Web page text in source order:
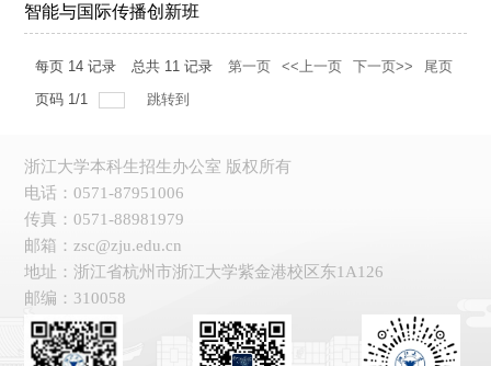
智能与国际传播创新班
每页 14 记录 总共 11 记录 第一页 <<上一页 下一页>>
尾页
页码 1/1 跳转到
浙江大学本科生招生办公室 版权所有
电话：0571-87951006
传真：0571-88981979
邮箱：zsc@zju.edu.cn
地址：浙江省杭州市浙江大学紫金港校区东1A126
邮编：310058